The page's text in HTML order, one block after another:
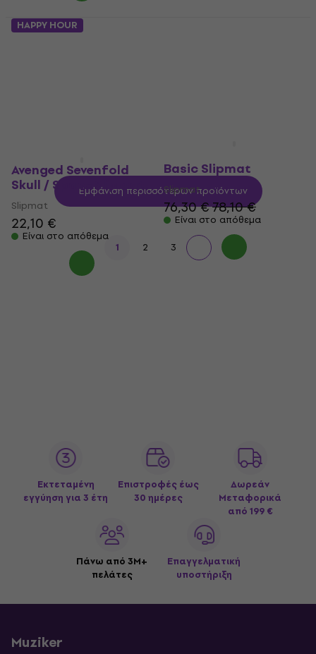
HAPPY HOUR
Avenged Sevenfold
Skull / Space Slipmat
Slipmat
22,10 €
Είναι στο απόθεμα
Basic Slipmat
Slipmat
76,30 €78,10 €
Είναι στο απόθεμα
Εμφάνιση περισσότερων προϊόντων
1 2 3
Εκτεταμένη
εγγύηση για 3 έτη
Επιστροφές έως
30 ημέρες
Δωρεάν
Μεταφορικά
από 199 €
Πάνω από 3M+
πελάτες
Επαγγελματική
υποστήριξη
Muziker